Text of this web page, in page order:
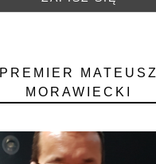
PREMIER MATEUSZ
MORAWIECKI